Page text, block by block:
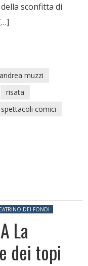
sconfitta di
andrea muzzi
risata
spettacoli comici
DEI FONDI
La
dei topi